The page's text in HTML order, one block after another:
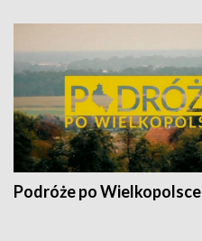
Podróże po Wielkopolsce